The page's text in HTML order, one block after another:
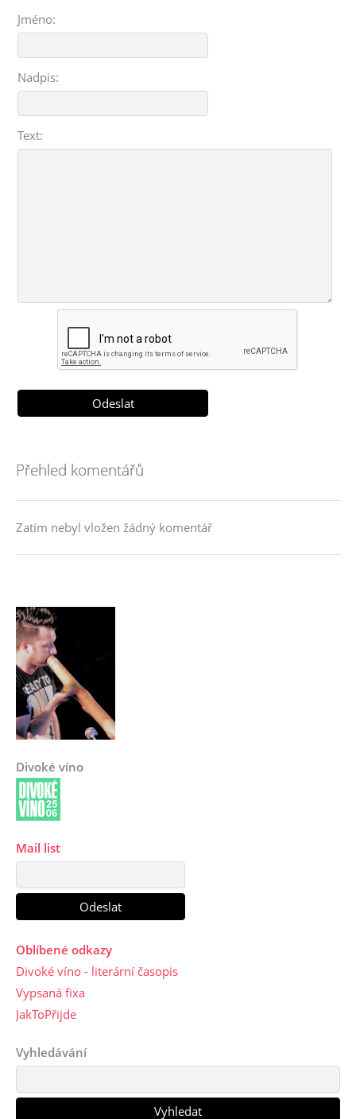
Jméno:
Nadpis:
Text:
Přehled komentářů
Zatím nebyl vložen žádný komentář
Divoké víno
Mail list
Oblíbené odkazy
Divoké víno - literární časopis
Vypsaná fixa
JakToPřijde
Vyhledávání